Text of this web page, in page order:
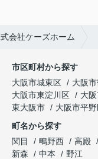
会社ケーズホーム
市区町村から探す
大阪市城東区
大阪
大阪市東淀川区
大
東大阪市
大阪市平
町名から探す
関目
鴫野西 高殿
新森
中本
野江